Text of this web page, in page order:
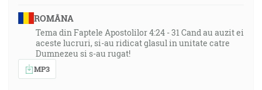
ROMÂNA
Tema din Faptele Apostolilor 4:24 - 31 Cand au auzit ei
aceste lucruri, si-au ridicat glasul in unitate catre
Dumnezeu si s-au rugat!
MP3